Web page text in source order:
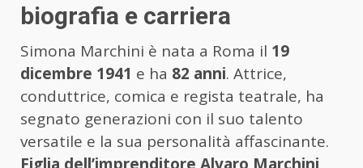
biografia e carriera
Simona Marchini è nata a Roma il 19
dicembre 1941 e ha 82 anni. Attrice,
conduttrice, comica e regista teatrale, ha
segnato generazioni con il suo talento
versatile e la sua personalità affascinante.
Figlia dell’imprenditore Alvaro Marchini,